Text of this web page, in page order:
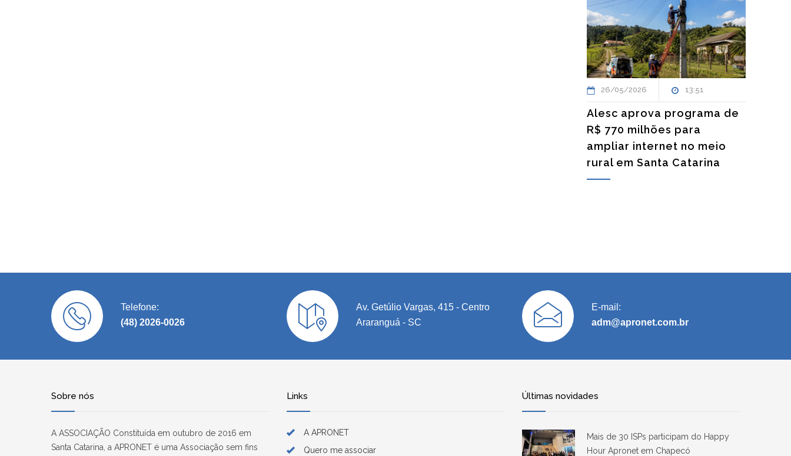
26/05/2026 13:51
Alesc aprova programa de
R$ 770 milhões para
ampliar internet no meio
rural em Santa Catarina
Telefone:
(48) 2026-0026
Av. Getúlio Vargas, 415 - Centro
Araranguá - SC
E-mail:
adm@apronet.com.br
Sobre nós
A ASSOCIAÇÃO Constituída em outubro de 2016 em
Santa Catarina, a APRONET é uma Associação sem fins
Links
A APRONET
Quero me associar
Últimas novidades
Mais de 30 ISPs participam do Happy
Hour Apronet em Chapecó